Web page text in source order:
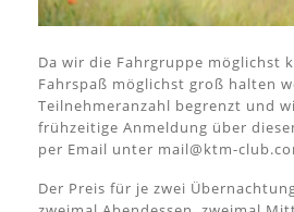
Da wir die Fahrgruppe möglichst
Fahrspaß möglichst groß halten
Teilnehmeranzahl begrenzt und
frühzeitige Anmeldung über
per Email unter mail@ktm-
Der Preis für je zwei